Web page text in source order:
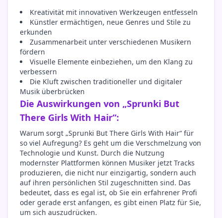
Kreativität mit innovativen Werkzeugen entfesseln
Künstler ermächtigen, neue Genres und Stile zu
erkunden
Zusammenarbeit unter verschiedenen Musikern
fördern
Visuelle Elemente einbeziehen, um den Klang zu
verbessern
Die Kluft zwischen traditioneller und digitaler
Musik überbrücken
Die Auswirkungen von „Sprunki But
There Girls With Hair“:
Warum sorgt „Sprunki But There Girls With Hair“ für
so viel Aufregung? Es geht um die Verschmelzung von
Technologie und Kunst. Durch die Nutzung
modernster Plattformen können Musiker jetzt Tracks
produzieren, die nicht nur einzigartig, sondern auch
auf ihren persönlichen Stil zugeschnitten sind. Das
bedeutet, dass es egal ist, ob Sie ein erfahrener Profi
oder gerade erst anfangen, es gibt einen Platz für Sie,
um sich auszudrücken.